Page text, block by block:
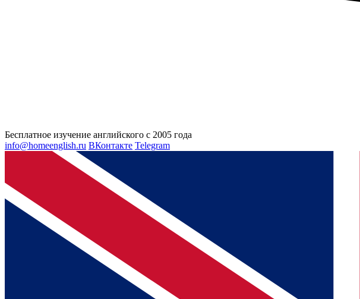
Бесплатное изучение английского с 2005 года
info@homeenglish.ru ВКонтакте Telegram